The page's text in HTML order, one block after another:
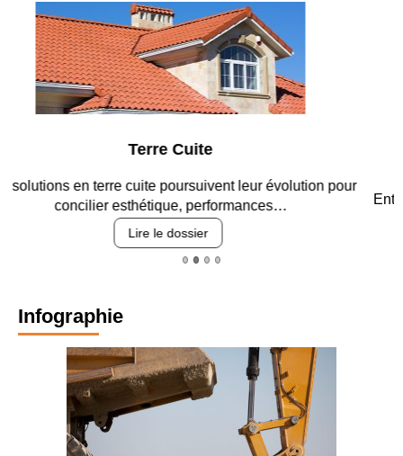
Entre circulation, sécurisation des accès, durabilité des
revêtements et intégration…
Lire le dossier
Infographie